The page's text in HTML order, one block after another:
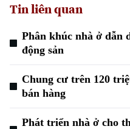
Xu hướng
Tin liên quan
Phân khúc nhà ở
động sản
Chung cư trên 120
bán hàng
Phát triển nhà ở cho